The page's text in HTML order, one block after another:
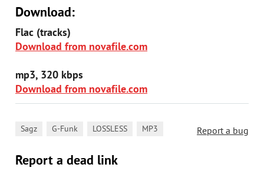
Download:
Flac (tracks)
Download from novafile.com
mp3, 320 kbps
Download from novafile.com
Report a bug
Sagz G-Funk LOSSLESS MP3
Report a dead link